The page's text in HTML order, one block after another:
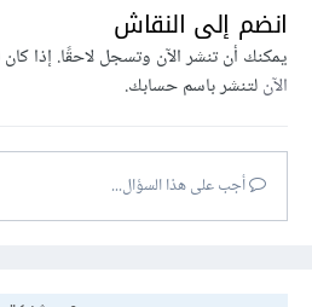
انضم إلى النقاش
يمكنك أن تنشر الآن وتسجل لاحقًا. إذا
الآنلتنشر باسم حسابك.
أجب على هذا السؤال...